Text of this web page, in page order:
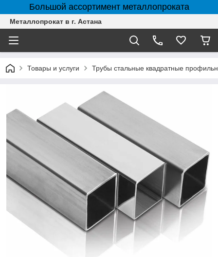
Большой ассортимент металлопроката
Металлопрокат в г. Астана
Товары и услуги Трубы стальные квадратные